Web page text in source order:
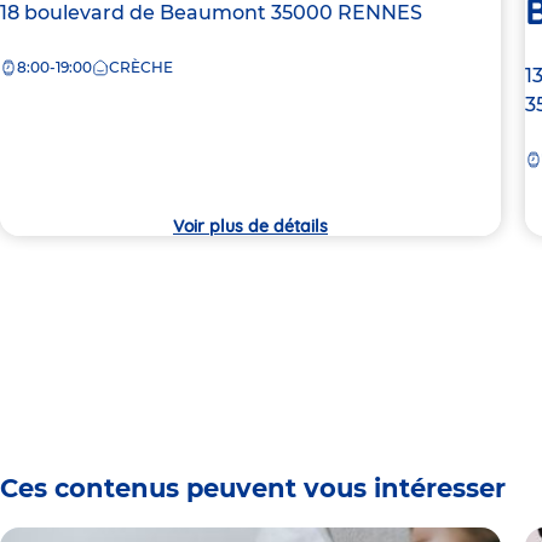
Adresse
la
18 boulevard de Beaumont 35000 RENNES
8:00-19:00 CRÈCHE
Voir plus de détails
Ces contenus peuvent vous intéresser